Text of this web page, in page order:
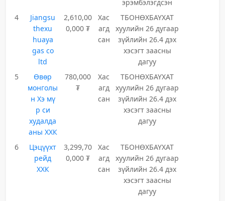
эрэмбэлэгдсэн
4
Jiangsu
thexu
huaya
gas co
ltd
2,610,00
0,000 ₮
Хас
агд
сан
ТБОНӨХБАҮХАТ
хуулийн 26 дугаар
зүйлийн 26.4 дэх
хэсэгт заасны
дагуу
5
Өвөр
монголы
н Хэ мү
р си
худалда
аны ХХК
780,000
₮
Хас
агд
сан
ТБОНӨХБАҮХАТ
хуулийн 26 дугаар
зүйлийн 26.4 дэх
хэсэгт заасны
дагуу
6
Цэцүүхт
рейд
ХХК
3,299,70
0,000 ₮
Хас
агд
сан
ТБОНӨХБАҮХАТ
хуулийн 26 дугаар
зүйлийн 26.4 дэх
хэсэгт заасны
дагуу